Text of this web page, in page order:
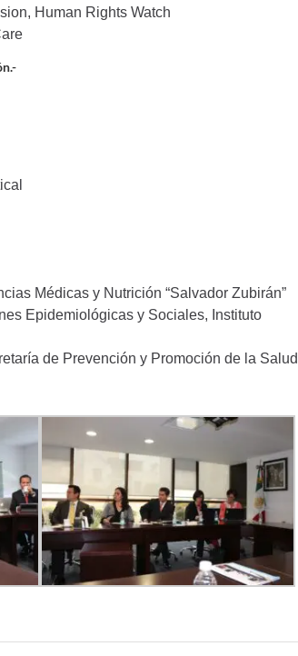
Human Rights Watch
Médicas y Nutrición “Salvador Zubirán”
Epidemiológicas y Sociales, Instituto
de Prevención y Promoción de la Salud